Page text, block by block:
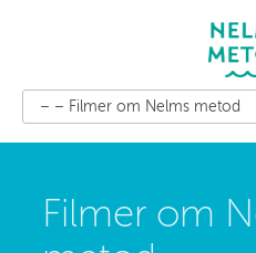
– – Filmer om Nelms metod
Filmer om